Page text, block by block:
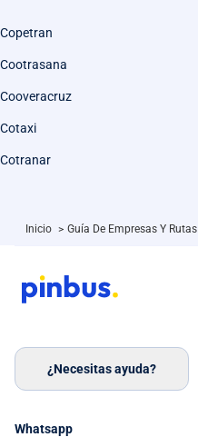
Copetran
Cootrasana
Cooveracruz
Cotaxi
Cotranar
Inicio > Guía De Empresas Y Rutas
¿Necesitas ayuda?
Whatsapp